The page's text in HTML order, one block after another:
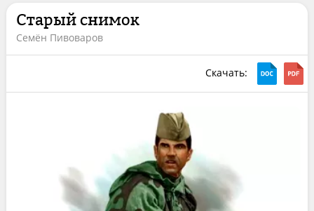
Старый снимок
Семён Пивоваров
Скачать: